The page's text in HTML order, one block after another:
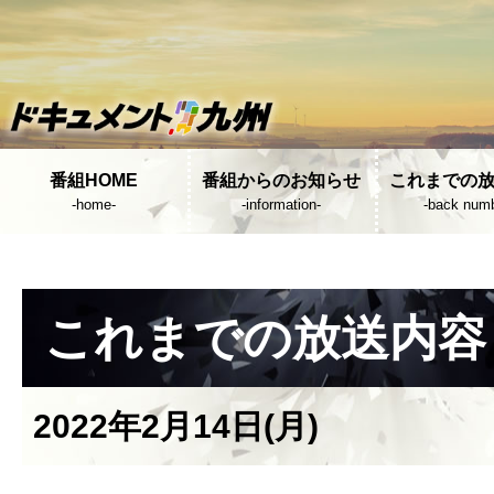
番組HOME
-home-
番組からのお知らせ
-information-
これまでの
-back
これまでの放送内容
2022年2月14日(月)